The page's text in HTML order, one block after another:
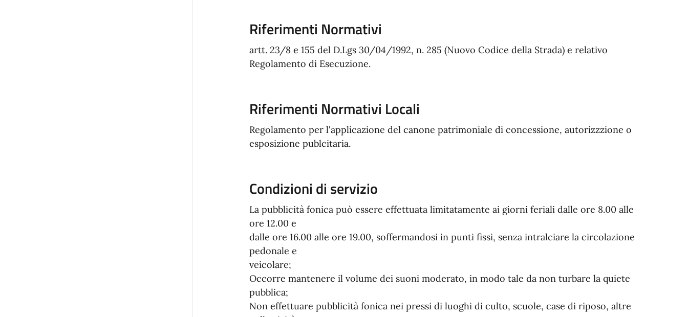
Riferimenti Normativi
artt. 23/8 e 155 del D.Lgs 30/04/1992, n. 285 (Nuovo Codice della Strada) e relativo
Regolamento di Esecuzione.
Riferimenti Normativi Locali
Regolamento per l'applicazione del canone patrimoniale di concessione, autorizzzione o
esposizione publcitaria.
Condizioni di servizio
La pubblicità fonica può essere effettuata limitatamente ai giorni feriali dalle ore 8.00 alle
ore 12.00 e
dalle ore 16.00 alle ore 19.00, soffermandosi in punti fissi, senza intralciare la circolazione
pedonale e
veicolare;
Occorre mantenere il volume dei suoni moderato, in modo tale da non turbare la quiete
pubblica;
Non effettuare pubblicità fonica nei pressi di luoghi di culto, scuole, case di riposo, altre